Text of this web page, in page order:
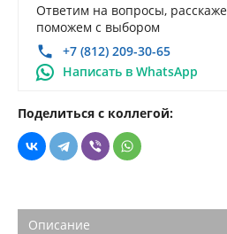
Ответим на вопросы,
поможем с выбором
+7 (812) 209-30-65
Написать в WhatsApp
Поделиться с коллегой:
Описание